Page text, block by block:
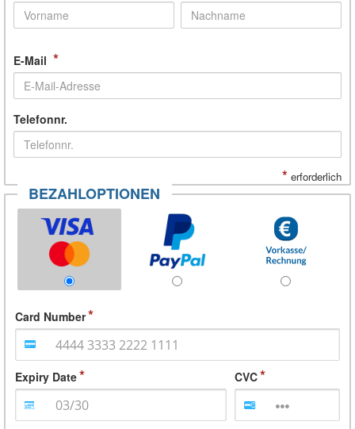
E-Mail *
Telefonnr.
* erforderlich
BEZAHLOPTIONEN
Card Number
Expiry Date CVC